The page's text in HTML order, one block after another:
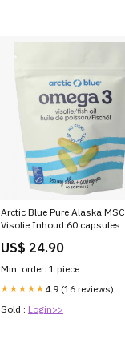
Arctic Blue Pure Alaska MSC
Visolie Inhoud:60 capsules
US$ 24.90
Min. order: 1 piece
★★★★★ 4.9 (16 reviews)
Sold : Login>>